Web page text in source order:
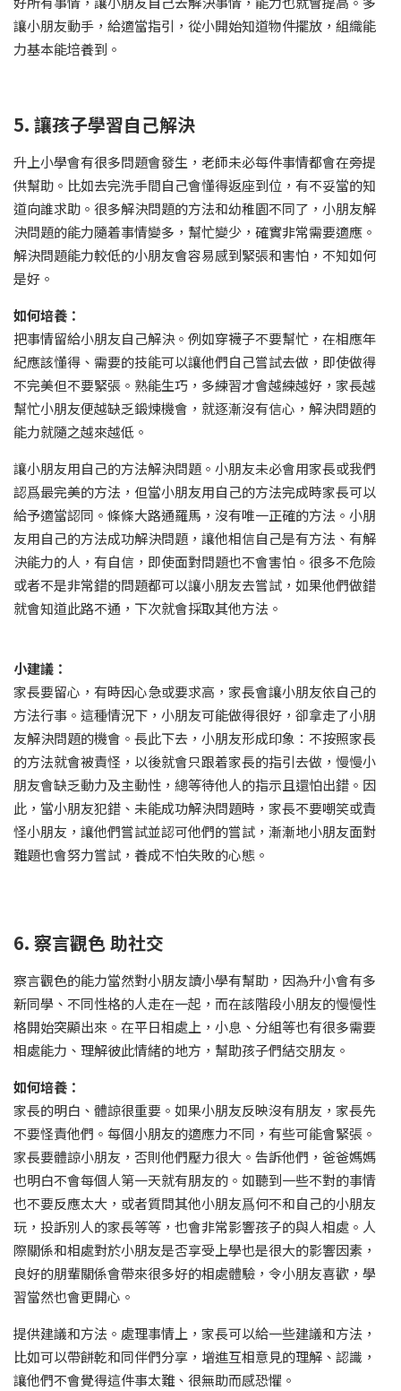
讓小朋友動手，給適當指引，從小開始知道物件擺放，組織能
力基本能培養到。
5. 讓孩子學習自己解決
升上小學會有很多問題會發生，老師未必每件事情都會在旁提
供幫助。比如去完洗手間自己會懂得返座到位，有不妥當的知
道向誰求助。很多解決問題的方法和幼稚園不同了，小朋友解
決問題的能力隨着事情變多，幫忙變少，確實非常需要適應。
解決問題能力較低的小朋友會容易感到緊張和害怕，不知如何
是好。
如何培養：
把事情留給小朋友自己解決。例如穿襪子不要幫忙，在相應年
紀應該懂得、需要的技能可以讓他們自己嘗試去做，即使做得
不完美但不要緊張。熟能生巧，多練習才會越練越好，家長越
幫忙小朋友便越缺乏鍛煉機會，就逐漸沒有信心，解決問題的
能力就隨之越來越低。
讓小朋友用自己的方法解決問題。小朋友未必會用家長或我們
認爲最完美的方法，但當小朋友用自己的方法完成時家長可以
給予適當認同。條條大路通羅馬，沒有唯一正確的方法。小朋
友用自己的方法成功解決問題，讓他相信自己是有方法、有解
決能力的人，有自信，即使面對問題也不會害怕。很多不危險
或者不是非常錯的問題都可以讓小朋友去嘗試，如果他們做錯
就會知道此路不通，下次就會採取其他方法。
小建議：
家長要留心，有時因心急或要求高，家長會讓小朋友依自己的
方法行事。這種情況下，小朋友可能做得很好，卻拿走了小朋
友解決問題的機會。長此下去，小朋友形成印象：不按照家長
的方法就會被責怪，以後就會只跟着家長的指引去做，慢慢小
朋友會缺乏動力及主動性，總等待他人的指示且還怕出錯。因
此，當小朋友犯錯、未能成功解決問題時，家長不要嘲笑或責
怪小朋友，讓他們嘗試並認可他們的嘗試，漸漸地小朋友面對
難題也會努力嘗試，養成不怕失敗的心態。
6. 察言觀色 助社交
察言觀色的能力當然對小朋友讀小學有幫助，因為升小會有多
新同學、不同性格的人走在一起，而在該階段小朋友的慢慢性
格開始突顯出來。在平日相處上，小息、分組等也有很多需要
相處能力、理解彼此情緒的地方，幫助孩子們結交朋友。
如何培養：
家長的明白、體諒很重要。如果小朋友反映沒有朋友，家長先
不要怪責他們。每個小朋友的適應力不同，有些可能會緊張。
家長要體諒小朋友，否則他們壓力很大。告訴他們，爸爸媽媽
也明白不會每個人第一天就有朋友的。如聽到一些不對的事情
也不要反應太大，或者質問其他小朋友爲何不和自己的小朋友
玩，投訴別人的家長等等，也會非常影響孩子的與人相處。人
際關係和相處對於小朋友是否享受上學也是很大的影響因素，
良好的朋輩關係會帶來很多好的相處體驗，令小朋友喜歡，學
習當然也會更開心。
提供建議和方法。處理事情上，家長可以給一些建議和方法，
比如可以帶餅乾和同伴們分享，增進互相意見的理解、認識，
讓他們不會覺得這件事太難、很無助而感恐懼。